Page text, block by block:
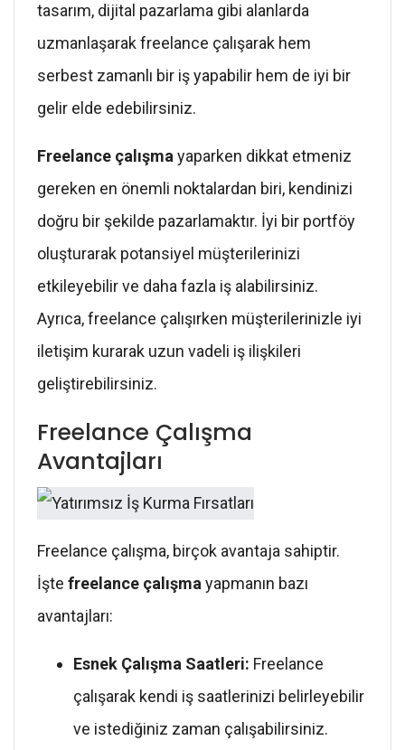
tasarım, dijital pazarlama gibi alanlarda
uzmanlaşarak freelance çalışarak hem
serbest zamanlı bir iş yapabilir hem de iyi bir
gelir elde edebilirsiniz.
Freelance çalışmayaparken dikkat etmeniz
gereken en önemli noktalardan biri, kendinizi
doğru bir şekilde pazarlamaktır. İyi bir portföy
oluşturarak potansiyel müşterilerinizi
etkileyebilir ve daha fazla iş alabilirsiniz.
Ayrıca, freelance çalışırken müşterilerinizle iyi
iletişim kurarak uzun vadeli iş ilişkileri
geliştirebilirsiniz.
Freelance Çalışma
Avantajları
Freelance çalışma, birçok avantaja sahiptir.
İşte freelance çalışma yapmanın bazı
avantajları:
Esnek Çalışma Saatleri: Freelance
çalışarak kendi iş saatlerinizi belirleyebilir
ve istediğiniz zaman çalışabilirsiniz.